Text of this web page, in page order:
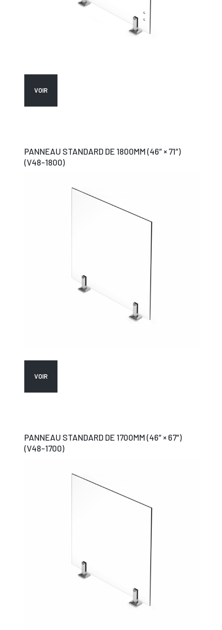
VOIR
PANNEAU STANDARD DE 1800MM (46″ × 71″)
(V48-1800)
VOIR
PANNEAU STANDARD DE 1700MM (46″ × 67″)
(V48-1700)